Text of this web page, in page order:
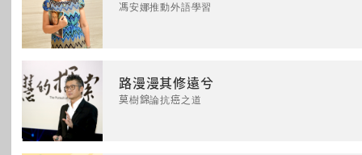
馮安娜推動外語學習
路漫漫其修遠兮
莫樹錦論抗癌之道